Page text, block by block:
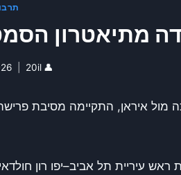
הסמטה אחרי 28 שנה:
👤
20il
ראש עיריית תל אביב–יפו רון